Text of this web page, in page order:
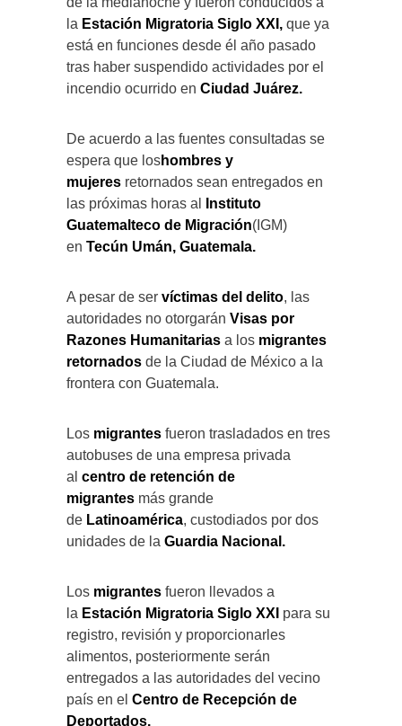
la Estación Migratoria Siglo XXI, que ya
está en funciones desde él año pasado
tras haber suspendido actividades por el
incendio ocurrido en Ciudad Juárez.
De acuerdo a las fuentes consultadas se
espera que loshombres y
mujeres retornados sean entregados en
las próximas horas al
Instituto
Guatemalteco de Migración(IGM)
en Tecún Umán, Guatemala.
A pesar de ser víctimas del delito, las
autoridades no otorgarán Visas por
Razones Humanitarias a los migrantes
retornados de la Ciudad de México a la
frontera con Guatemala.
Los migrantes fueron trasladados en tres
autobuses de una empresa privada
al centro de retención de
migrantes más grande
de Latinoamérica, custodiados por dos
unidades de la Guardia Nacional.
Los migrantes fueron llevados a
la Estación Migratoria Siglo XXI para su
registro, revisión y proporcionarles
alimentos, posteriormente serán
entregados a las autoridades del vecino
país en el Centro de Recepción de
Deportados.